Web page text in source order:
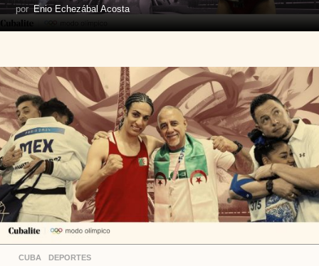
por Enio Echezábal Acosta
CUBA ,DEPORTES